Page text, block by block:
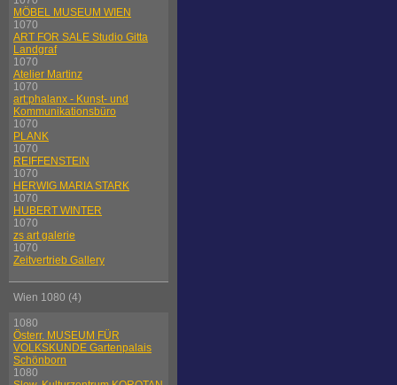
MÖBEL MUSEUM WIEN
1070
ART FOR SALE Studio Gitta
Landgraf
1070
Atelier Martinz
1070
art:phalanx - Kunst- und
Kommunikationsbüro
1070
PLANK
1070
REIFFENSTEIN
1070
HERWIG MARIA STARK
1070
HUBERT WINTER
1070
zs art galerie
1070
Zeitvertrieb Gallery
Wien 1080 (4)
1080
Österr. MUSEUM FÜR
VOLKSKUNDE Gartenpalais
Schönborn
1080